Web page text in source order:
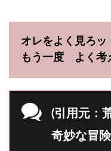
オレをよく見ろ
もう一度 よく考
(引用元：
奇妙な冒